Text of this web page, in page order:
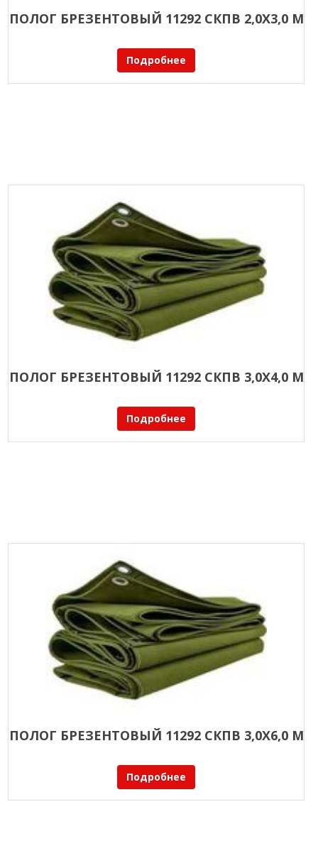
ПОЛОГ БРЕЗЕНТОВЫЙ 11292 СКПВ 2,0Х3,0 М
Подробнее
ПОЛОГ БРЕЗЕНТОВЫЙ 11292 СКПВ 3,0Х4,0 М
Подробнее
ПОЛОГ БРЕЗЕНТОВЫЙ 11292 СКПВ 3,0Х6,0 М
Подробнее